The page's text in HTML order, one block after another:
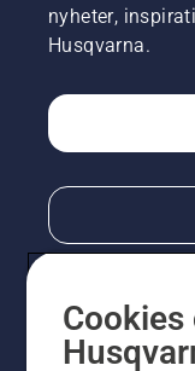
nyheter,
Husqvarna.
Cookies